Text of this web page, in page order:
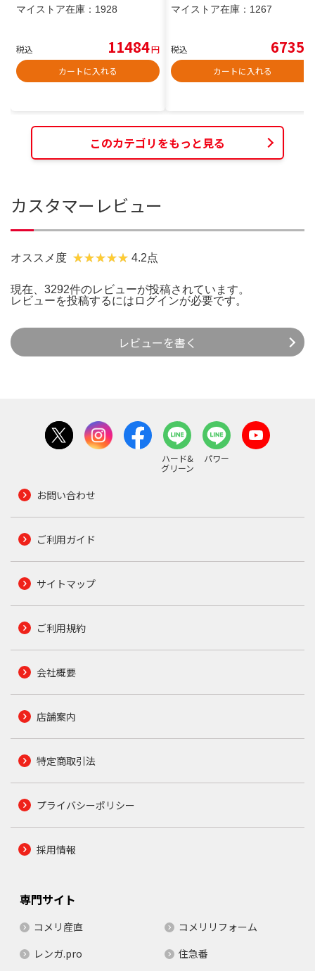
マイストア在庫： 1928
税込 11484円
カートに入れる
マイストア在庫： 1267
税込 6735
カートに入れる
このカテゴリをもっと見る
カスタマーレビュー
オススメ度 4.2点
現在、3292件のレビューが投稿されています。
レビューを投稿するには ログインが必要です。
レビューを書く
ハード&
グリーン
パワー
お問い合わせ
ご利用ガイド
サイトマップ
ご利用規約
会社概要
店舗案内
特定商取引法
プライバシーポリシー
採用情報
専門サイト
コメリ産直
コメリリフォーム
レンガ.pro
住急番